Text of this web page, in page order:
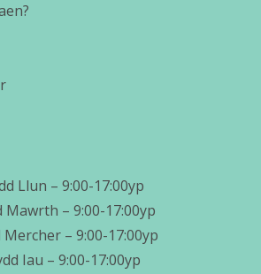
Llun – 9:00-17:00yp
Mawrth – 9:00-17:00yp
Mercher – 9:00-17:00yp
Iau – 9:00-17:00yp